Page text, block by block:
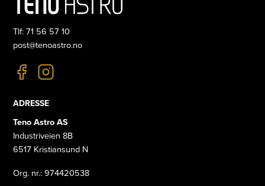
Tlf: 71 56 57 10
post@tenoastro.no
ADRESSE
Teno Astro AS
Industriveien 8B
6517 Kristiansund N
Org. nr.: 974420538